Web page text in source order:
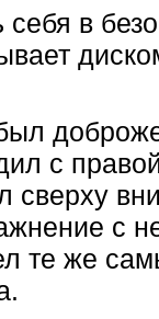
себя в
с
с
те же